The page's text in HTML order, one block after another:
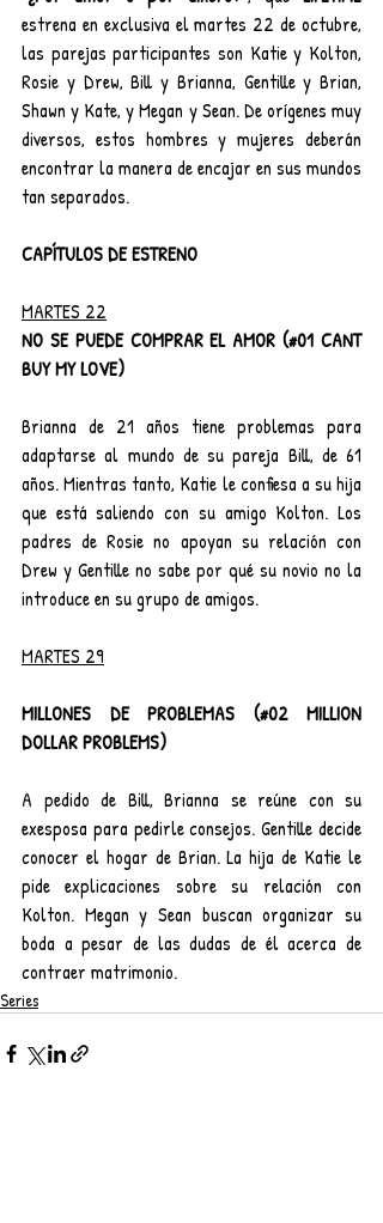
estrena en exclusiva el martes 22 de octubre,
las parejas participantes son Katie y Kolton,
Rosie y Drew, Bill y Brianna, Gentille y Brian,
Shawn y Kate, y Megan y Sean. De orígenes muy
diversos, estos hombres y mujeres deberán
encontrar la manera de encajar en sus mundos
tan separados.
CAPÍTULOS DE ESTRENO
MARTES 22
NO SE PUEDE COMPRAR EL AMOR (#01 CANT
BUY MY LOVE)
Brianna de 21 años tiene problemas para
adaptarse al mundo de su pareja Bill, de 61
años. Mientras tanto, Katie le confiesa a su hija
que está saliendo con su amigo Kolton. Los
padres de Rosie no apoyan su relación con
Drew y Gentille no sabe por qué su novio no la
introduce en su grupo de amigos.
MARTES 29
MILLONES DE PROBLEMAS (#02 MILLION
DOLLAR PROBLEMS)
A pedido de Bill, Brianna se reúne con su
exesposa para pedirle consejos. Gentille decide
conocer el hogar de Brian. La hija de Katie le
pide explicaciones sobre su relación con
Kolton. Megan y Sean buscan organizar su
boda a pesar de las dudas de él acerca de
contraer matrimonio.
Series